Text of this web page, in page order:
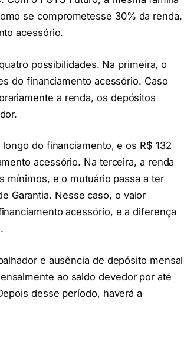
se comprometesse 30% da renda.
acessório.
possibilidades. Na primeira, o
do financiamento acessório. Caso
a renda, os depósitos
do financiamento, e os R$ 132
acessório. Na terceira, a renda
mínimos, e o mutuário passa a ter
Garantia. Nesse caso, o valor
acessório, e a diferença
e ausência de depósito mensal
ao saldo devedor por até
desse período, haverá a